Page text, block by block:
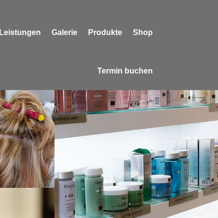
Galerie Produkte Shop
Termin buchen